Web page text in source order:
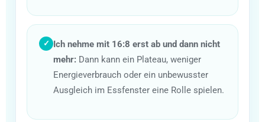
✓ Ich nehme mit 16:8 erst ab und dann nicht
mehr: Dann kann ein Plateau, weniger
Energieverbrauch oder ein unbewusster
Ausgleich im Essfenster eine Rolle spielen.